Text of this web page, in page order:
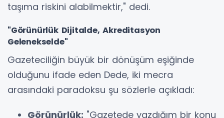
taşıma riskini alabilmektir," dedi.
​"Görünürlük Dijitalde, Akreditasyon
Gelenekselde"
​Gazeteciliğin büyük bir dönüşüm eşiğinde
olduğunu ifade eden Dede, iki mecra
arasındaki paradoksu şu sözlerle açıkladı:
Görünürlük: "Gazetede yazdığım bir konu